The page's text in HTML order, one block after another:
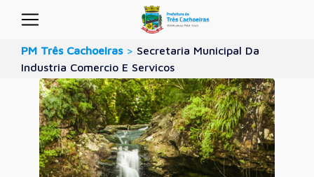
PM Três Cachoeiras > Secretaria Municipal Da
Industria Comercio E Servicos